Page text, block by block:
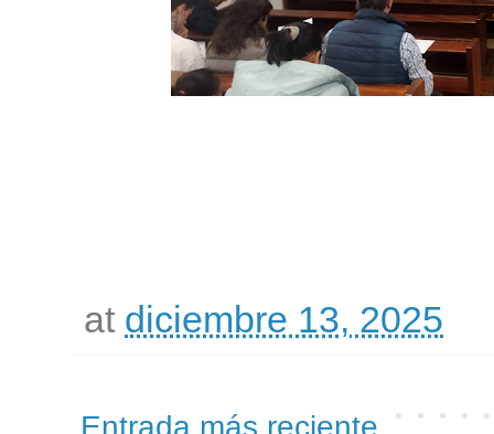
at diciembre 13, 2025
Entrada más reciente